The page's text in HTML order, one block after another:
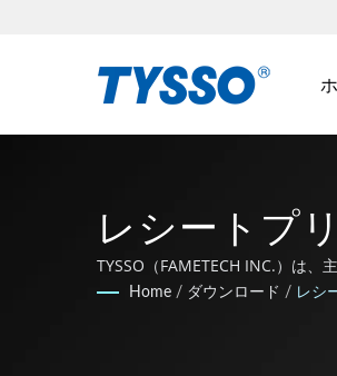
レシートプ
FAMETECH
TYSSO（FAMETECH INC.）は
びPOSテクノロジーの最先端にと
Home / ダウンロード / レシ